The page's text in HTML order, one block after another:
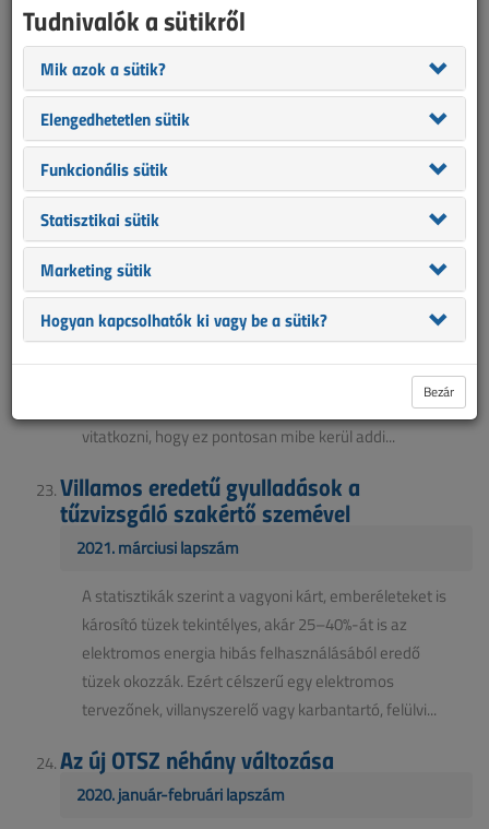
A tűzálló kábelrendszer létfontosságú eleme azoknak
a tűzvédelmi rendszereknek, amelyek
működtetéséhez – akár tápellátásuk részeként, akár
kommunikáció céljából – vezetéken továbbított
villamos energiára van szükség. Ennek ellenére jól
tetten érhető ...
Miért tűzveszélyes az áramlopás?
2021. áprilisi lapszám
Még a nem villamos végzettségű emberek számára
szolgáltatást – jelen esetben az elektromos energiát
vitatkozni, hogy ez pontosan mibe kerül addi...
Villamos eredetű gyulladások a
tűzvizsgáló szakértő szemével
2021. márciusi lapszám
A statisztikák szerint a vagyoni kárt, emberéleteket is
károsító tüzek tekintélyes, akár 25–40%-át is az
elektromos energia hibás felhasználásából eredő
tüzek okozzák. Ezért célszerű egy elektromos
tervezőnek, villanyszerelő vagy karbantartó, felülvi...
Az új OTSZ néhány változása
2020. január-februári lapszám
Tudnivalók a sütikről
Mik azok a sütik?
Elengedhetetlen sütik
Funkcionális sütik
Statisztikai sütik
Marketing sütik
Hogyan kapcsolhatók ki vagy be a sütik?
Bezár